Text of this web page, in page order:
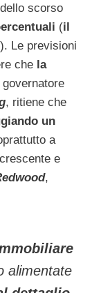
scorso
(il
). Le previsioni
che la
governatore
, ritiene che
un
a
e
,
alimentate